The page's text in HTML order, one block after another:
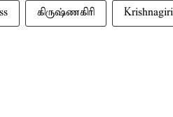
கிருஷ்ணகிரி Krishnagiri